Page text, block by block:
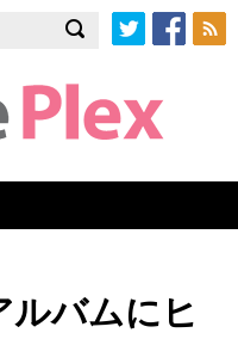
バムにヒ